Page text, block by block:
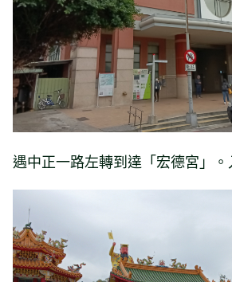
遇中正一路左轉到達「宏德宮」。